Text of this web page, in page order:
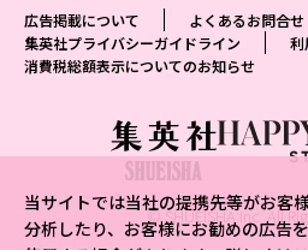
当サイトでは当社の提携先等がお客
分析したり、お客様にお勧めの広告
ジャンプルーキー！
S-MANGA
集英社コミック文庫
週刊ヤングジャンプ
ヤングジャンプ定期購読デジタル
となりのヤングジャンプ
グランドジャンプ
ウルトラジャンプ
マーガレット
別冊マーガレット
リマコミ
マンガMeets
集英社コミック文庫
マンガMee公式サイト
リマコミ
office YOU
eclat
T JAPAN
MEN'S NON-NO
集英社オンライン
アジア人物史
集英社新書プラス - 知の水先案内人
kotoba
情報・知識＆オピニオン imidas
ダッシュエックス文庫公式サイト
集英社Webマガジン コバルト
集英社の児童図書 S-KIDS.LAND
HAPPY PLUS STORE
SHUEISHA VOX
LEEマルシェ
eclat premium
mirabella homme
広告掲載について
よくあるお問合せ
集英社プライバシーガイドライン
利
消費税総額表示についてのお知らせ
© SHUEISHA Inc. All